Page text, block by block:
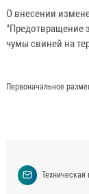
О внесении
"Предотвращение
чумы свиней на
Первоначальное
Техническая